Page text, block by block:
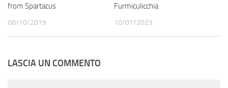
from Spartacus
08/10/2019
Furmiculicchia
10/07/2023
LASCIA UN COMMENTO